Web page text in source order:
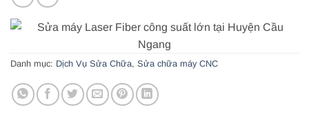
Danh mục: Dịch Vụ Sửa Chữa, Sửa chữa máy CNC